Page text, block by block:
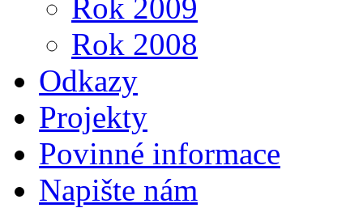
Rok 2009
Rok 2008
Odkazy
Projekty
Povinné informace
Napište nám